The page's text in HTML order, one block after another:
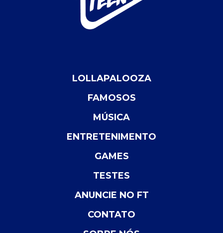
LOLLAPALOOZA
FAMOSOS
MÚSICA
ENTRETENIMENTO
GAMES
TESTES
ANUNCIE NO FT
CONTATO